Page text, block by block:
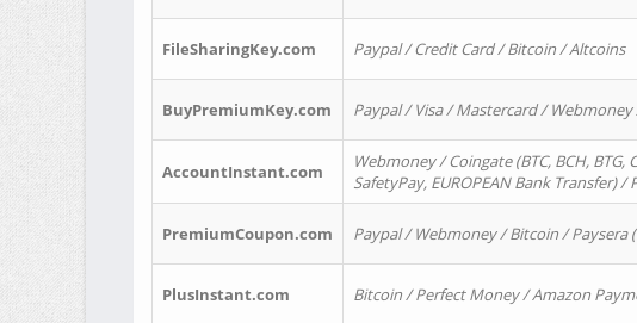
FileSharingKey.com Paypal / Credit Card / Bitcoin / Altcoins
BuyPremiumKey.com Paypal / Visa / Mastercard /
AccountInstant.com
Webmoney / Coingate (BTC, BCH, BTG,
SafetyPay, EUROPEAN Bank Transfer)
PremiumCoupon.com Paypal / Webmoney / Bitcoin / Paysera
PlusInstant.com Bitcoin / Perfect Money / Amazon